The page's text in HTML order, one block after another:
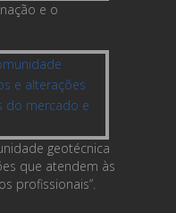
e o
geotécnica
que atendem às
profissionais”.